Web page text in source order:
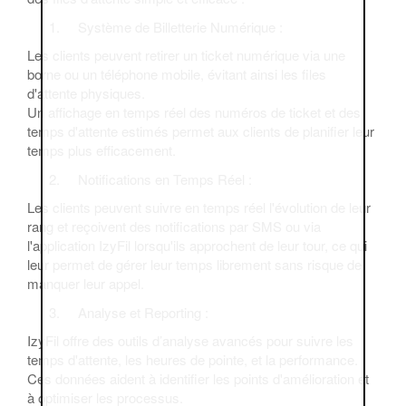
Les clients peuvent retirer un ticket numérique via une
borne ou un téléphone mobile, évitant ainsi les files
d'attente physiques.
Un affichage en temps réel des numéros de ticket et des
temps d'attente estimés permet aux clients de planifier leur
temps plus efficacement.
Les clients peuvent suivre en temps réel l'évolution de leur
rang et reçoivent des notifications par SMS ou via
l'application IzyFil lorsqu'ils approchent de leur tour, ce qui
leur permet de gérer leur temps librement sans risque de
manquer leur appel.
IzyFil offre des outils d’analyse avancés pour suivre les
temps d'attente, les heures de pointe, et la performance.
Ces données aident à identifier les points d'amélioration et
à optimiser les processus.